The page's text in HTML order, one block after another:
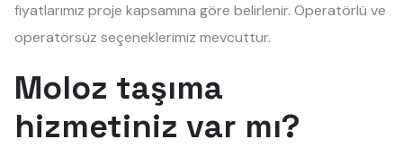
fiyatlarımız proje kapsamına göre belirlenir. Operatörlü ve
operatörsüz seçeneklerimiz mevcuttur.
Moloz taşıma
hizmetiniz var mı?